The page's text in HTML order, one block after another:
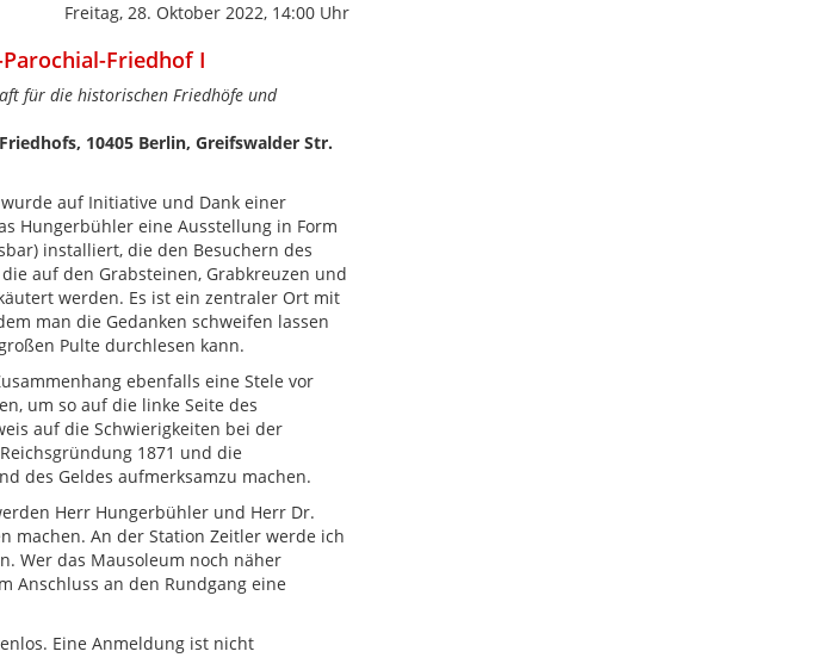
Freitag, 28. Oktober 2022, 14:00 Uhr
Friedhof I
für die historischen Friedhöfe und
10405 Berlin, Greifswalder Str.
auf Initiative und Dank einer
Hungerbühler eine Ausstellung in Form
installiert, die den Besuchern des
auf den Grabsteinen, Grabkreuzen und
werden. Es ist ein zentraler Ort mit
man die Gedanken schweifen lassen
Pulte durchlesen kann.
ebenfalls eine Stele vor
um so auf die linke Seite des
auf die Schwierigkeiten bei der
1871 und die
des Geldes aufmerksamzu machen.
Herr Hungerbühler und Herr Dr.
machen. An der Station Zeitler werde ich
Wer das Mausoleum noch näher
Anschluss an den Rundgang eine
Eine Anmeldung ist nicht